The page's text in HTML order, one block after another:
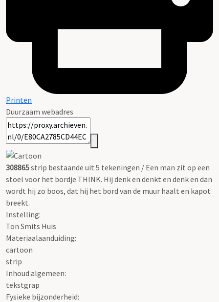
Printen
Duurzaam webadres
308865strip bestaande uit 5 tekeningen / Een man zit op een
stoel voor het bordje THINK. Hij denk en denkt en denk en dan
wordt hij zo boos, dat hij het bord van de muur haalt en kapot
breekt.
Instelling:
Ton Smits Huis
Materiaalaanduiding:
cartoon
strip
Inhoud algemeen:
tekstgrap
Fysieke bijzonderheid: